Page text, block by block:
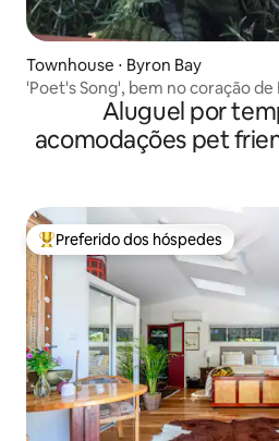
Townhouse ⋅ Byron Bay
'Poet's Song', bem no coração de
Aluguel por
acomodações pet
Entre os melhores preferidos dos
Preferido dos hóspedes